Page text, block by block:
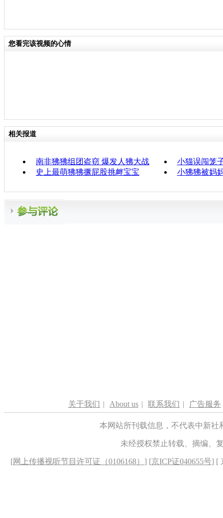
您看完该视频的心情
相关报道
南非狒狒组团盗窃 爆发人狒大战
小猫误闯笼
史上最萌狒狒撅屁股挑衅宝宝
小狒狒被妈
关于我们 | About us | 联系我们 | 广告服务
本网站所刊载信息，不代表中新
未经授权禁止转载、摘编、
[网上传播视听节目许可证（0106168） ] [京ICP证040655号] [